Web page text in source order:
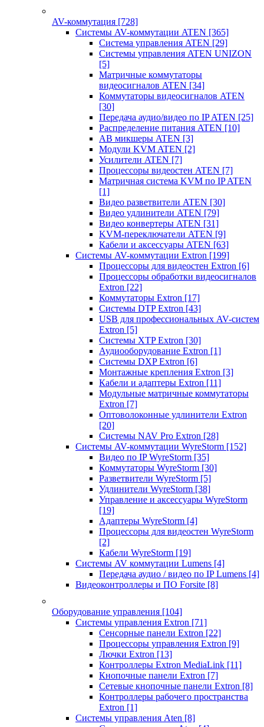
AV-коммутация [728]
Системы AV-коммутации ATEN [365]
Система управления ATEN [29]
Системы управления ATEN UNIZON
[5]
Матричные коммутаторы
видеосигналов ATEN [34]
Коммутаторы видеосигналов ATEN
[30]
Передача аудио/видео по IP ATEN [25]
Распределение питания ATEN [10]
АВ микшеры ATEN [3]
Модули KVM ATEN [2]
Усилители ATEN [7]
Процессоры видеостен ATEN [7]
Матричная система KVM по IP ATEN
[1]
Видео разветвители ATEN [30]
Видео удлинители ATEN [79]
Видео конвертеры ATEN [31]
KVM-переключатели ATEN [9]
Кабели и аксессуары ATEN [63]
Системы AV-коммутации Extron [199]
Процессоры для видеостен Extron [6]
Процессоры обработки видеосигналов
Extron [22]
Коммутаторы Extron [17]
Системы DTP Extron [43]
USB для профессиональных AV-систем
Extron [5]
Системы XTP Extron [30]
Аудиооборудование Extron [1]
Системы DXP Extron [6]
Монтажные крепления Extron [3]
Кабели и адаптеры Extron [11]
Модульные матричные коммутаторы
Extron [7]
Оптоволоконные удлинители Extron
[20]
Системы NAV Pro Extron [28]
Системы AV-коммутации WyreStorm [152]
Видео по IP WyreStorm [35]
Коммутаторы WyreStorm [30]
Разветвители WyreStorm [5]
Удлинители WyreStorm [38]
Управление и аксессуары WyreStorm
[19]
Адаптеры WyreStorm [4]
Процессоры для видеостен WyreStorm
[2]
Кабели WyreStorm [19]
Системы AV коммутации Lumens [4]
Передача аудио / видео по IP Lumens [4]
Видеоконтроллеры и ПО Forsite [8]
Оборудование управления [104]
Системы управления Extron [71]
Сенсорные панели Extron [22]
Процессоры управления Extron [9]
Лючки Extron [13]
Контроллеры Extron MediaLink [11]
Кнопочные панели Extron [7]
Сетевые кнопочные панели Extron [8]
Контроллеры рабочего пространства
Extron [1]
Системы управления Aten [8]